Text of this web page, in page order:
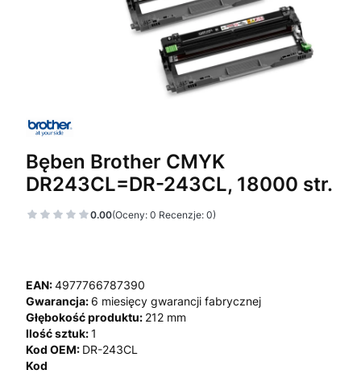
Bęben Brother CMYK
DR243CL=DR-243CL, 18000 str.
0.00(Oceny: 0 Recenzje: 0)
EAN:4977766787390
Gwarancja: 6 miesięcy gwarancji fabrycznej
Głębokość produktu: 212 mm
Ilość sztuk:1
Kod OEM: DR-243CL
Kod